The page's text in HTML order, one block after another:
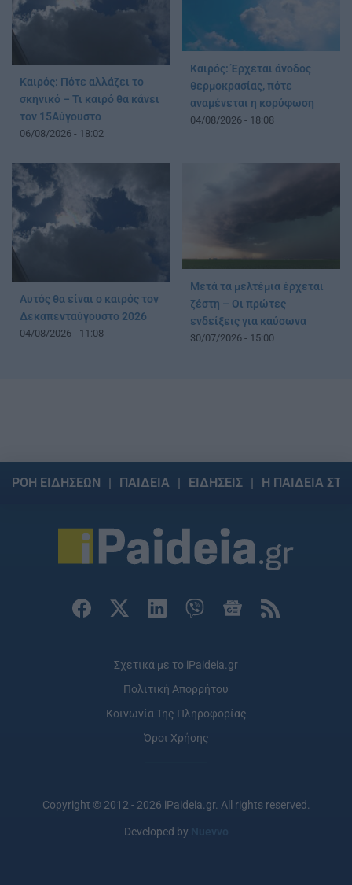
Καιρός: Πότε αλλάζει το
σκηνικό – Τι καιρό θα κάνει
τον 15Αύγουστο
06/08/2026 - 18:02
Καιρός: Έρχεται άνοδος
θερμοκρασίας, πότε
αναμένεται η κορύφωση
04/08/2026 - 18:08
Αυτός θα είναι ο καιρός τον
Δεκαπενταύγουστο 2026
04/08/2026 - 11:08
Μετά τα μελτέμια έρχεται
ζέστη – Οι πρώτες
ενδείξεις για καύσωνα
30/07/2026 - 15:00
ΡΟΗ ΕΙΔΗΣΕΩΝ ΠΑΙΔΕΙΑ ΕΙΔΗΣΕΙΣ Η ΠΑΙΔΕΙΑ
Σχετικά με το iPaideia.gr
Πολιτική Απορρήτου
Κοινωνία Της Πληροφορίας
Όροι Χρήσης
Copyright © 2012 - 2026 iPaideia.gr. All rights reserved.
Developed by